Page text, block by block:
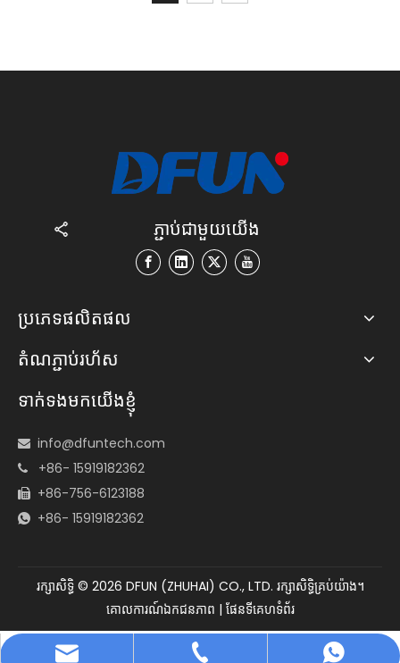
ភ្ជាប់ជាមួយយើង
ប្រភេទផលិតផល
info@dfuntech.com
+86-756-6123188
+86 15919182362
តំណភ្ជាប់រហ័ស
ទាក់ទងមកយើងខ្ញុំ
 info@dfuntech.com
 +86- 15919182362
 +86-756-6123188
 +86- 15919182362
រក្សាសិទ្ធិ © 2026 DFUN (ZHUHAI) CO., LTD. រក្សាសិទ្ធិគ្រប់យ៉ាង។
គោលការណ៍ឯកជនភាព | ផែនទីគេហទំព័រ